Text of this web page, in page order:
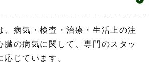
、病気・検査・治療・生活上の注
臓の病気に関して、専門のスタッ
応じています。